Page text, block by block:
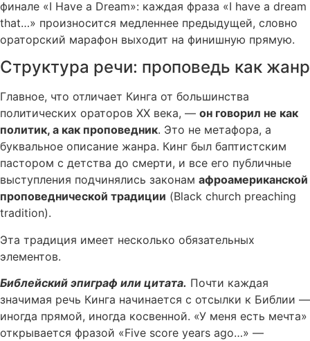
финале «I Have a Dream»: каждая фраза «I have a dream
that…» произносится медленнее предыдущей, словно
ораторский марафон выходит на финишную прямую.
Структура речи: проповедь как жанр
Главное, что отличает Кинга от большинства
политических ораторов XX века, — он говорил не как
политик, а как проповедник. Это не метафора, а
буквальное описание жанра. Кинг был баптистским
пастором с детства до смерти, и все его публичные
выступления подчинялись законам афроамериканской
проповеднической традиции (Black church preaching
tradition).
Эта традиция имеет несколько обязательных
элементов.
Библейский эпиграф или цитата. Почти каждая
значимая речь Кинга начинается с отсылки к Библии —
иногда прямой, иногда косвенной. «У меня есть мечта»
открывается фразой «Five score years ago…» —